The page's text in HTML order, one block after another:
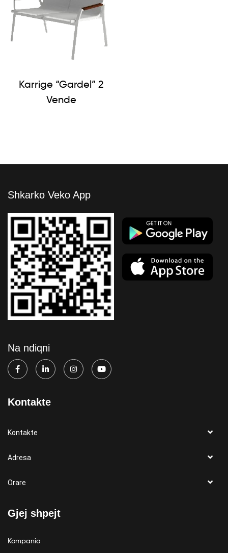
Karrige “Gardel” 2
Vende
Shkarko Veko App
Na ndiqni
Kontakte
Kontakte
Adresa
Orare
Gjej shpejt
Kompania